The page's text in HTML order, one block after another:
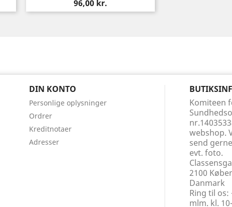
Pris
96,00 kr.
DIN KONTO
Personlige oplysninger
Ordrer
Kreditnotaer
Adresser
Komiteen
webshop.
send
evt. foto.
2100
Danmark
Ring til os:
mlm. kl.